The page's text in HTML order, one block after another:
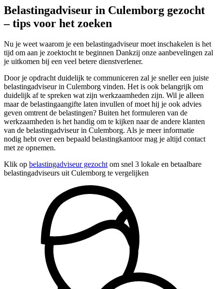
Belastingadviseur in Culemborg gezocht
– tips voor het zoeken
Nu je weet waarom je een belastingadviseur moet inschakelen is het
tijd om aan je zoektocht te beginnen Dankzij onze aanbevelingen zal
je uitkomen bij een veel betere dienstverlener.
Door je opdracht duidelijk te communiceren zal je sneller een juiste
belastingadviseur in Culemborg vinden. Het is ook belangrijk om
duidelijk af te spreken wat zijn werkzaamheden zijn. Wil je alleen
maar de belastingaangifte laten invullen of moet hij je ook advies
geven omtrent de belastingen? Buiten het formuleren van de
werkzaamheden is het handig om te kijken naar de andere klanten
van de belastingadviseur in Culemborg. Als je meer informatie
nodig hebt over een bepaald belastingkantoor mag je altijd contact
met ze opnemen.
Klik op belastingadviseur gezocht om snel 3 lokale en betaalbare
belastingadviseurs uit Culemborg te vergelijken